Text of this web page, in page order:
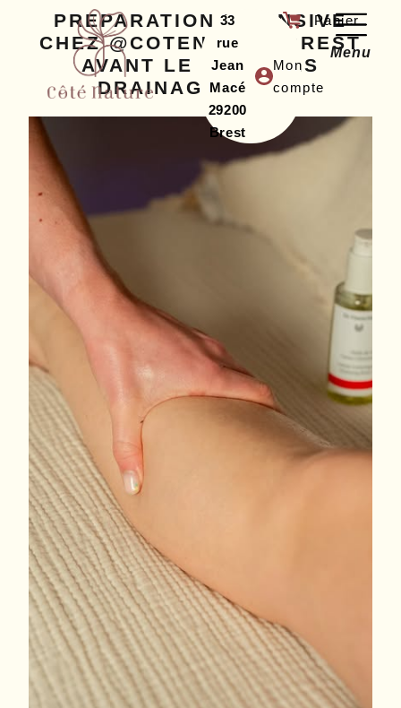
33
rue
Jean
Macé
29200
Brest
Mon
compte
Menu
PREPARATION INTENSIVE
CHEZ @COTENATUREBREST
AVANT LE RUSH DES
DRAINAGES 💪✨…